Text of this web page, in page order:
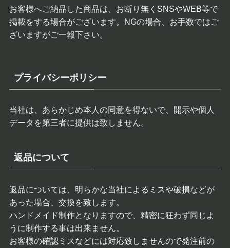
お客様へご納品した商品は、お断り無くSNSやWEB等で
掲載をする場合がございます。NGの場合、お手数ではご
ざいますがご一報下さい。
プライバシーポリシー
当社は、あらかじめ本人の同意を得ないで、開示や個人
データを第三者に提供は致しません。
返品について
返品については、明らかな当社によるミスや破損などが
あった場合、交換を致します。
ハンドメイド制作となりますので、精密に狂わず同じよ
うに制作する事は出来ません。
お客様の確認ミスなどには対応致しませんので発注前の